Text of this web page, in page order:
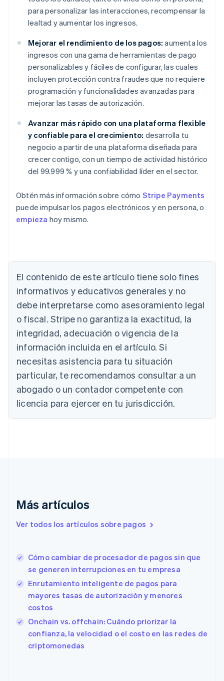
para personalizar las interacciones, recompensar la
lealtad y aumentar los ingresos.
Mejorar el rendimiento de los pagos: aumenta los
ingresos con una gama de herramientas de pago
personalizables y fáciles de configurar, las cuales
incluyen protección contra fraudes que no requiere
programación y funcionalidades avanzadas para
mejorar las tasas de autorización.
Avanzar más rápido con una plataforma flexible
y confiable para el crecimiento: desarrolla tu
negocio a partir de una plataforma diseñada para
crecer contigo, con un tiempo de actividad histórico
del 99.999 % y una confiabilidad líder en el sector.
Obtén más información sobre cómo Stripe Payments
puede impulsar los pagos electrónicos y en persona, o
empieza hoy mismo.
El contenido de este artículo tiene solo fines
informativos y educativos generales y no
debe interpretarse como asesoramiento legal
o fiscal. Stripe no garantiza la exactitud, la
integridad, adecuación o vigencia de la
información incluida en el artículo. Si
necesitas asistencia para tu situación
particular, te recomendamos consultar a un
abogado o un contador competente con
licencia para ejercer en tu jurisdicción.
Más artículos
Ver todos los artículos sobre pagos
Cómo cambiar de procesador de pagos sin que
se generen interrupciones en tu empresa
Enrutamiento inteligente de pagos para
mayores tasas de autorización y menores
costos
Onchain vs. offchain: Cuándo priorizar la
confianza, la velocidad o el costo en las redes de
criptomonedas
Alemania
Deutsch
Australia
English
Austria
Bélgica
NederlandsFrançaisDeutschEnglish
Brasil
Português English
Bulgaria
English
Canadá
English Français
China continental
English
Eslovaquia
España
EspañolEnglish
Estados Unidos
Español 简体中文
Estonia
English
Finlandia
EnglishSvenska
Francia
Français